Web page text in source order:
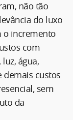
não tão
do luxo
o incremento
com
água,
demais custos
sem
da